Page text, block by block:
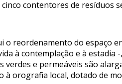
contentores de resíduos
o reordenamento do espaço
à contemplação e à
verdes e permeáveis são
à orografia local, dotado de